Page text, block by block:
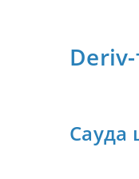
Deriv-
Сауда